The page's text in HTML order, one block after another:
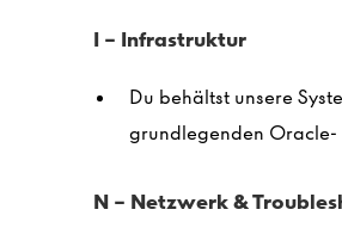
I – Infrastruktur
Du behältst unsere
grundlegenden Oracle-
N – Netzwerk &